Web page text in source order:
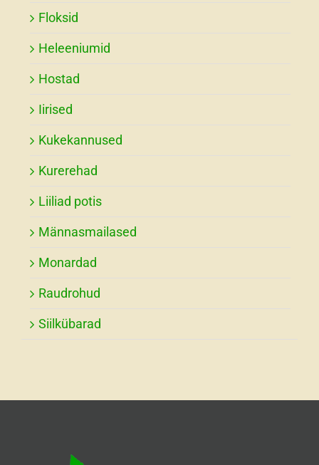
Floksid
Heleeniumid
Hostad
Iirised
Kukekannused
Kurerehad
Liiliad potis
Männasmailased
Monardad
Raudrohud
Siilkübarad